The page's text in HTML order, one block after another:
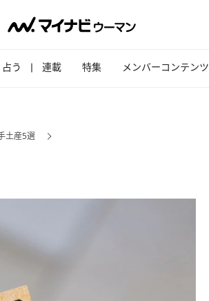
占う 連載 特集 メンバーコンテンツ
土産5選